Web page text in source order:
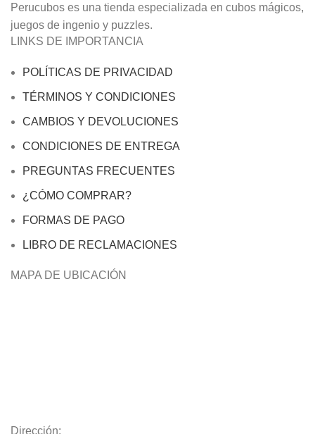
Perucubos es una tienda especializada en cubos mágicos,
juegos de ingenio y puzzles.
LINKS DE IMPORTANCIA
POLÍTICAS DE PRIVACIDAD
TÉRMINOS Y CONDICIONES
CAMBIOS Y DEVOLUCIONES
CONDICIONES DE ENTREGA
PREGUNTAS FRECUENTES
¿CÓMO COMPRAR?
FORMAS DE PAGO
LIBRO DE RECLAMACIONES
MAPA DE UBICACIÓN
Dirección: